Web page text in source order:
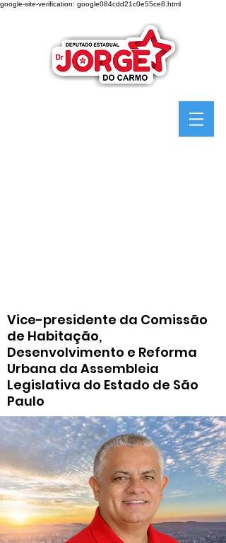
google-site-verification: google084cdd21c0e55ce8.html
Vice-presidente da Comissão
de Habitação,
Desenvolvimento e Reforma
Urbana da Assembleia
Legislativa do Estado de São
Paulo